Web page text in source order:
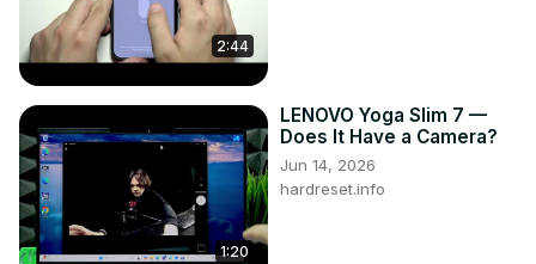
2:44
1:20
LENOVO Yoga Slim 7 —
Does It Have a Camera?
Jun 14, 2026
hardreset.info